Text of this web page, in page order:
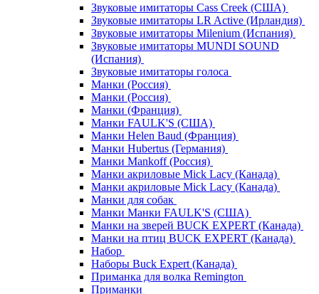
Звуковые имитаторы Cass Creek (США)
Звуковые имитаторы LR Active (Ирландия)
Звуковые имитаторы Milenium (Испания)
Звуковые имитаторы MUNDI SOUND
(Испания)
Звуковые имитаторы голоса
Манки (Россия)
Манки (Россия)
Манки (Франция)
Манки FAULK'S (США)
Манки Helen Baud (Франция)
Манки Hubertus (Германия)
Манки Mankoff (Россия)
Манки акриловые Mick Lacy (Канада)
Манки акриловые Mick Lacy (Канада)
Манки для собак
Манки Манки FAULK'S (США)
Манки на зверей BUCK EXPERT (Канада)
Манки на птиц BUCK EXPERT (Канада)
Набор
Наборы Buck Expert (Канада)
Приманка для волка Remington
Приманки